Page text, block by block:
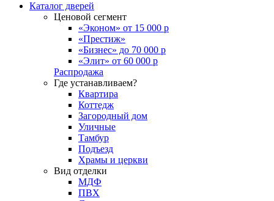
Каталог дверей
Ценовой сегмент
«Эконом» от 15 000 р
«Престиж»
«Бизнес» до 70 000 р
«Элит» от 60 000 р
Распродажа
Где устанавливаем?
Квартира
Коттедж
Загородный дом
Уличные
Тамбур
Подъезд
Храмы и церкви
Вид отделки
МДФ
ПВХ